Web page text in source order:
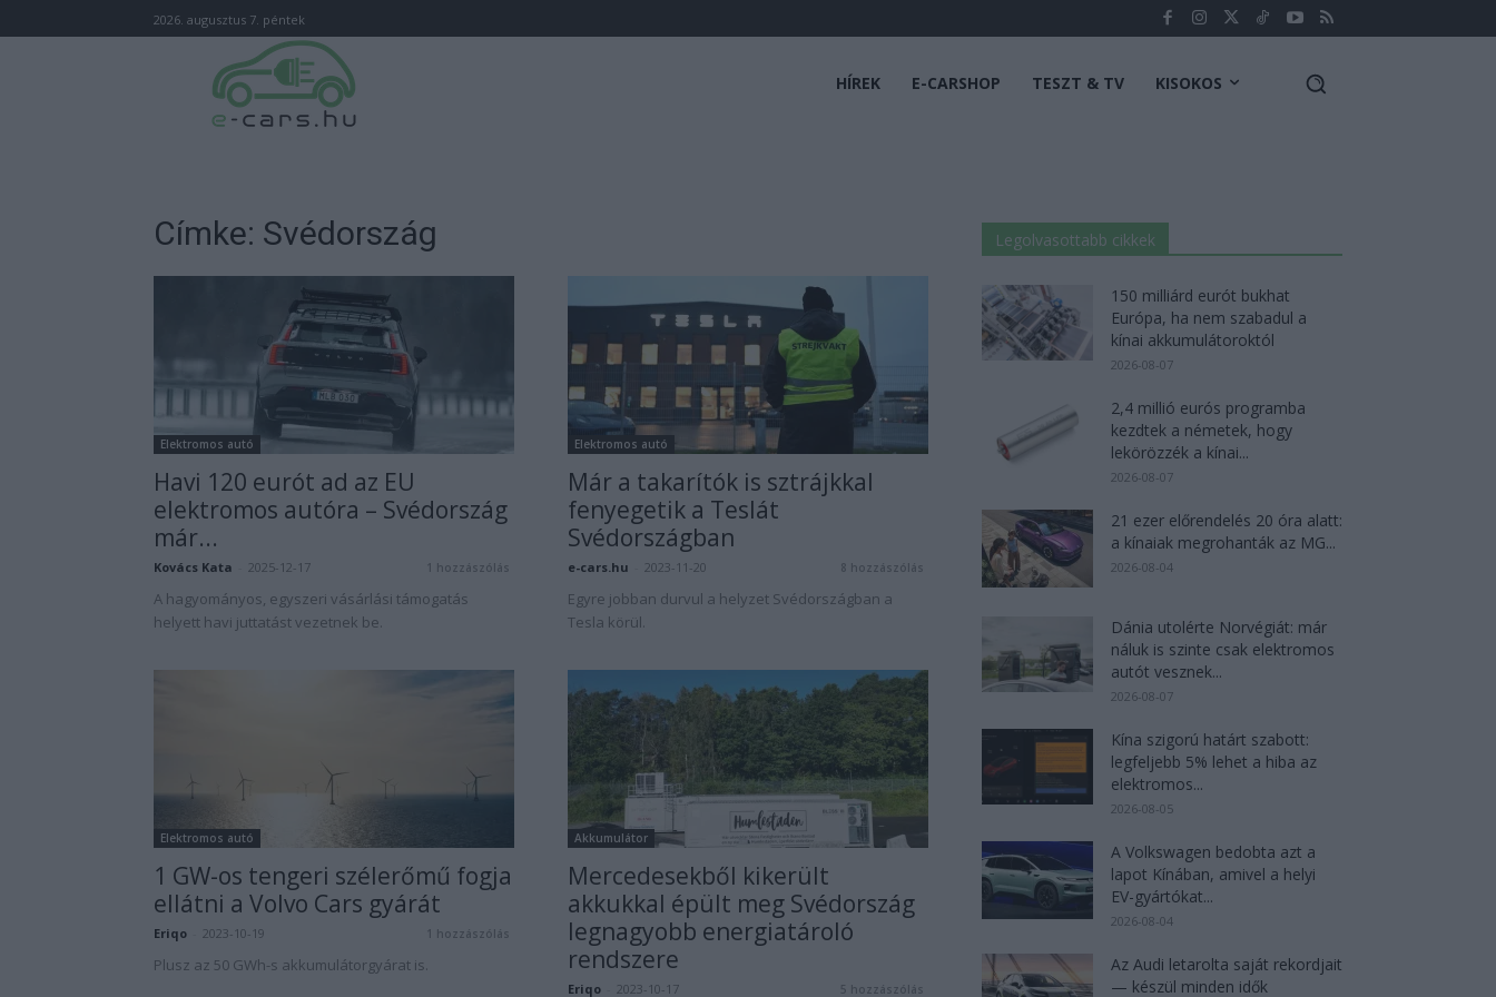
2026. augusztus 7. péntek
HÍREK E-CARSHOP TESZT & TV KISOKOS
Címke: Svédország
Elektromos autó
Havi 120 eurót ad az EU
elektromos autóra – Svédország
már...
Kovács Kata 2025-12-17 1 hozzászólás
A hagyományos, egyszeri vásárlási támogatás
helyett havi juttatást vezetnek be.
Elektromos autó
Már a takarítók is sztrájkkal
fenyegetik a Teslát
Svédországban
e-cars.hu 2023-11-20 8 hozzászólás
Egyre jobban durvul a helyzet Svédországban a
Tesla körül.
Elektromos autó
1 GW-os tengeri szélerőmű fogja
ellátni a Volvo Cars gyárát
Eriqo 2023-10-19 1 hozzászólás
Plusz az 50 GWh-s akkumulátorgyárat is.
Akkumulátor
Mercedesekből kikerült
akkukkal épült meg Svédország
legnagyobb energiatároló
rendszere
Eriqo 2023-10-17 5 hozzászólás
Legolvasottabb cikkek
150 milliárd eurót bukhat
Európa, ha nem szabadul a
kínai akkumulátoroktól
2026-08-07
2,4 millió eurós programba
kezdtek a németek, hogy
lekörözzék a kínai...
2026-08-07
21 ezer előrendelés 20 óra alatt:
a kínaiak megrohanták az MG...
2026-08-04
Dánia utolérte Norvégiát: már
náluk is szinte csak elektromos
autót vesznek...
2026-08-07
Kína szigorú határt szabott:
legfeljebb 5% lehet a hiba az
elektromos...
2026-08-05
A Volkswagen bedobta azt a
lapot Kínában, amivel a helyi
EV-gyártókat...
2026-08-04
Az Audi letarolta saját rekordjait
— készül minden idők